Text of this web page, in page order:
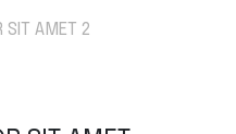
SIT AMET 2